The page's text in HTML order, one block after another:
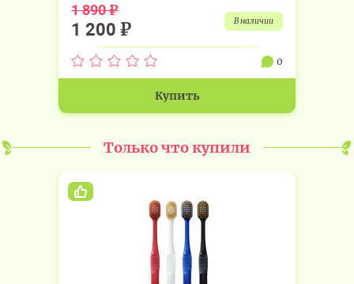
1 890₽
1 200 ₽ в наличии
0
Купить
Только что купили